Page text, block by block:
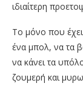
ιδιαίτερη
Το μόνο που
ένα μπολ, να τα
να κάνει τα
ζουμερή και